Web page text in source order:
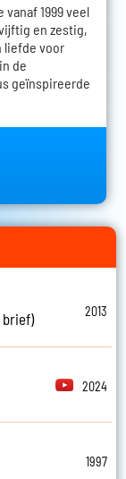
1999 veel
en zestig,
liefde voor
de
geïnspireerde
brief)
2013
2024
1997